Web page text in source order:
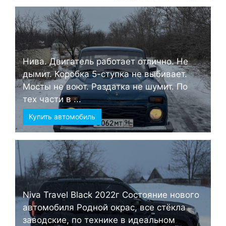
Нива. Двигатель работает отлично. Не
дымит. Коробка 5-ступка не выбивает.
Мосты не воют. Раздатка не шумит. По
тех части в ...
Купить автомобиль
Niva Travel Black 2022г Состояние нового
автомобиля Родной окрас, все стёкла
заводские, по технике в идеальном